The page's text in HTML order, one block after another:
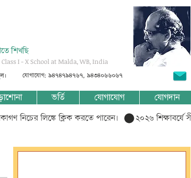
শিখছি
Class I - X School at Malda, WB, India
যোগাযোগ: ৯৪৭৪৭৯৪৭৬৭, ৯৪৩৪০৬৬০৬৭
ভর্তি যোগাযোগ যোগদান
নিচের লিঙ্কে ক্লিক করতে পারেন।